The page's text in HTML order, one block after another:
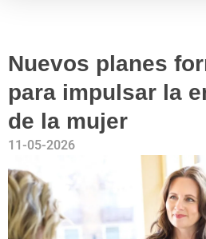
Nuevos planes
para impulsar la
de la mujer
11-05-2026